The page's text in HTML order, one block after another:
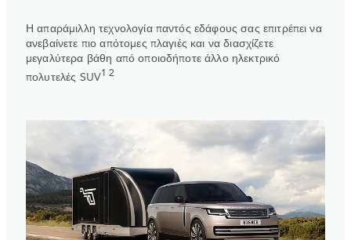
Η απαράμιλλη τεχνολογία παντός εδάφους σας επιτρέπει να
ανεβαίνετε πιο απότομες πλαγιές και να διασχίζετε
μεγαλύτερα βάθη από οποιοδήποτε άλλο ηλεκτρικό
πολυτελές SUV1 2